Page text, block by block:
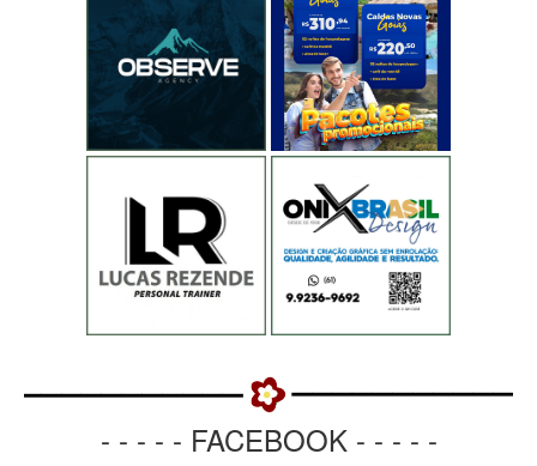
- - - - - FACEBOOK - - - - -